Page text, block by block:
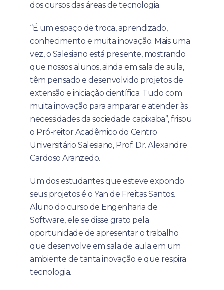
dos cursos das áreas de tecnologia.
“É um espaço de troca, aprendizado,
conhecimento e muita inovação. Mais uma
vez, o Salesiano está presente, mostrando
que nossos alunos, ainda em sala de aula,
têm pensado e desenvolvido projetos de
extensão e iniciação científica. Tudo com
muita inovação para amparar e atender às
necessidades da sociedade capixaba”, frisou
o Pró-reitor Acadêmico do Centro
Universitário Salesiano, Prof. Dr. Alexandre
Cardoso Aranzedo.
Um dos estudantes que esteve expondo
seus projetos é o Yan de Freitas Santos.
Aluno do curso de Engenharia de
Software, ele se disse grato pela
oportunidade de apresentar o trabalho
que desenvolve em sala de aula em um
ambiente de tanta inovação e que respira
tecnologia.